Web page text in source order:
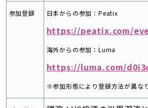
参加登録 日本からの参加：Peatix
https://peatix.com/
海外からの参加：Luma
https://luma.com/
※参加形態により登録方法が異なり